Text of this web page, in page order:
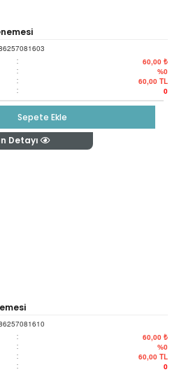
: 60,00 ₺
: %0
: 60,00 TL
: 0
Sepete Ekle
Detayı
: 60,00 ₺
: %0
: 60,00 TL
: 0